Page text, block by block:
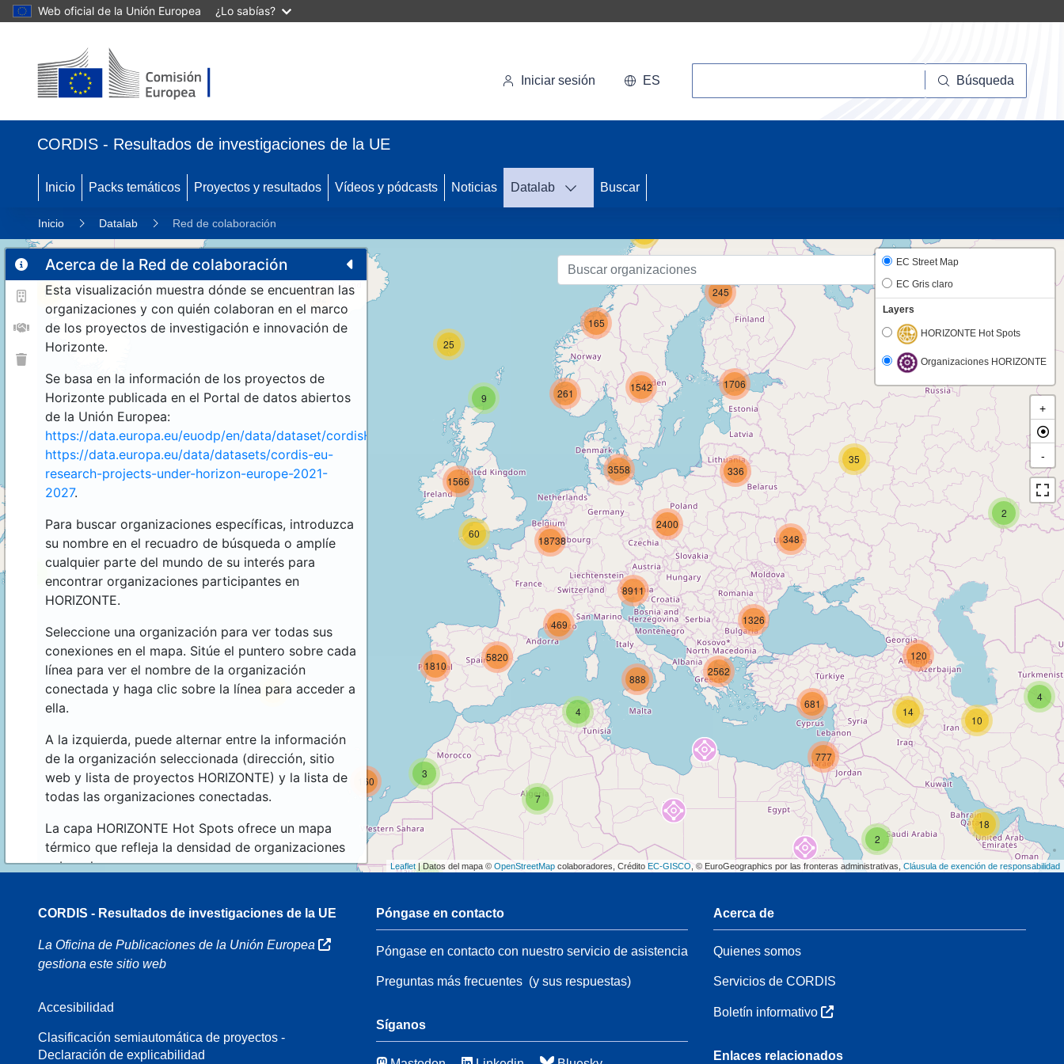
Web oficial de la Unión Europea ¿Lo sabías?
Iniciar sesión ES Búsqueda
CORDIS - Resultados de investigaciones de la UE
Inicio Packs temáticos Proyectos y resultados Vídeos y pódcasts Noticias Datalab Buscar
Inicio Datalab Red de colaboración
Acerca de la Red de colaboración
Esta visualización muestra dónde se encuentran las
organizaciones y con quién colaboran en el marco
de los proyectos de investigación e innovación de
Horizonte.
Se basa en la información de los proyectos de
Horizonte publicada en el Portal de datos abiertos
de la Unión Europea:
https://data.europa.eu/euodp/en/data/dataset/cordisH2020projects.
https://data.europa.eu/data/datasets/cordis-eu-
research-projects-under-horizon-europe-2021-
2027.
Para buscar organizaciones específicas, introduzca
su nombre en el recuadro de búsqueda o amplíe
cualquier parte del mundo de su interés para
encontrar organizaciones participantes en
HORIZONTE.
Seleccione una organización para ver todas sus
conexiones en el mapa. Sitúe el puntero sobre cada
línea para ver el nombre de la organización
conectada y haga clic sobre la línea para acceder a
ella.
A la izquierda, puede alternar entre la información
de la organización seleccionada (dirección, sitio
web y lista de proyectos HORIZONTE) y la lista de
todas las organizaciones conectadas.
La capa HORIZONTE Hot Spots ofrece un mapa
térmico que refleja la densidad de organizaciones
sobre el mapa.
4
18
10
2
2
2
21
54
11 192
3
44
160
2
35
25
9
165
261
4
888
14
120
1326
777
681
2562
7
1810
5820
60
469
3558
1566
18738
336
348
8911
2400
245
1542 1706
EC Street Map
EC Gris claro
Layers
HORIZONTE Hot Spots
Organizaciones HORIZONTE
+
-
Leaflet | Datos del mapa © OpenStreetMap colaboradores, Crédito EC-GISCO , © EuroGeographics por las fronteras administrativas, Cláusula de exención de responsabilidad
CORDIS - Resultados de investigaciones de la UE
La Oficina de Publicaciones de la Unión Europea
gestiona este sitio web
Accesibilidad
Clasificación semiautomática de proyectos -
Declaración de explicabilidad
Póngase en contacto
Póngase en contacto con nuestro servicio de asistencia
Preguntas más frecuentes(y sus respuestas)
Síganos
Acerca de
Quienes somos
Servicios de CORDIS
Boletín informativo
Enlaces relacionados